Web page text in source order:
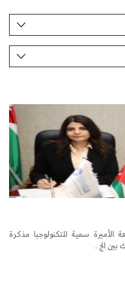
سمية للتكنولوجيا مذكرة
بين الج...